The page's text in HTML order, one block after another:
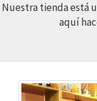
Nuestra tienda está
aquí